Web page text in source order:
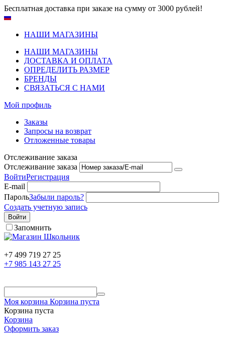
Бесплатная доставка при заказе на сумму от 3000 рублей!
НАШИ МАГАЗИНЫ
НАШИ МАГАЗИНЫ
ДОСТАВКА И ОПЛАТА
ОПРЕДЕЛИТЬ РАЗМЕР
БРЕНДЫ
СВЯЗАТЬСЯ С НАМИ
Мой профиль
Заказы
Запросы на возврат
Отложенные товары
Отслеживание заказа
Отслеживание заказа
ВойтиРегистрация
E-mail
ПарольЗабыли пароль?
Создать учетную запись
Войти
Запомнить
+7 499 719 27 25
+7 985 143 27 25
Моя корзина Корзина пуста
Корзина пуста
Корзина
Оформить заказ